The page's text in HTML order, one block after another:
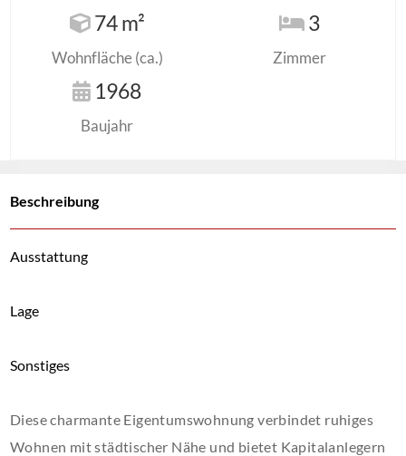
74 m²
Wohnfläche (ca.)
3
Zimmer
1968
Baujahr
Beschreibung
Ausstattung
Lage
Sonstiges
Diese charmante Eigentumswohnung verbindet ruhiges
Wohnen mit städtischer Nähe und bietet Kapitalanlegern